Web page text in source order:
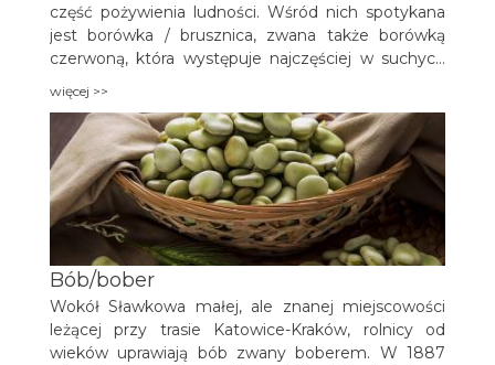
część pożywienia ludności. Wśród nich spotykana
jest borówka / brusznica, zwana także borówką
czerwoną, która występuje najczęściej w suchych
zaroślach i na wrzosowiskach. Gorzej znosi
ocienienie zaś jej występowanie jest oznaką
zakwaszenia i wyjałowienia gleby. Kwitnie od maja
do lipca, owocuje w sierpniu, rzadziej w lipcu.
Jagoda jest początkowo biała, w miarę dojrzewania
czerwienieje, poczynając od strony wystawionej na
działanie słońca.
więcej >>
Bób/bober
Wokół Sławkowa małej, ale znanej miejscowości
leżącej przy trasie Katowice-Kraków, rolnicy od
wieków uprawiają bób zwany boberem. W 1887